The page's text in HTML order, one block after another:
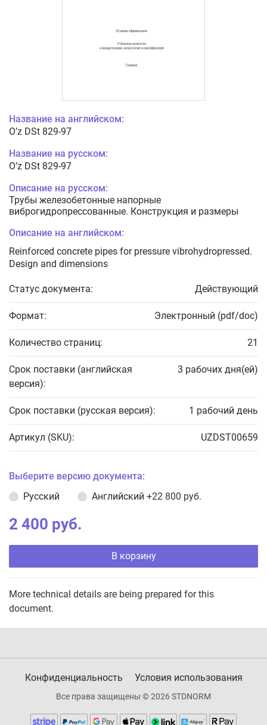
Название на английском:
O’z DSt 829-97
Название на русском:
O’z DSt 829-97
Описание на русском:
Трубы железобетонные напорные
виброгидропрессованные. Конструкция и размеры
Описание на английском:
Reinforced concrete pipes for pressure vibrohydropressed.
Design and dimensions
Статус документа: Действующий
Формат: Электронный (pdf/doc)
Количество страниц: 21
Срок поставки (английская
версия):
3 рабочих дня(ей)
Срок поставки (русская версия): 1 рабочий день
Артикул (SKU): UZDST00659
Выберите версию документа:
Русский
Английский +22 800 руб.
2 400 руб.
В корзину
More technical details are being prepared for this
document.
Конфиденциальность Условия использования
Все права защищены © 2026 STDNORM